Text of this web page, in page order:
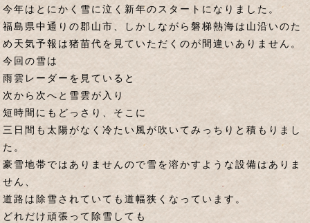
今年はとにかく雪に泣く新年のスタートになりました。
福島県中通りの郡山市、しかしながら磐梯熱海は山沿いのた
め天気予報は猪苗代を見ていただくのが間違いありません。
今回の雪は
雨雲レーダーを見ていると
次から次へと雪雲が入り
短時間にもどっさり、そこに
三日間も太陽がなく冷たい風が吹いてみっちりと積もりまし
た。
豪雪地帯ではありませんので雪を溶かすような設備はありま
せん、
道路は除雪されていても道幅狭くなっています。
どれだけ頑張って除雪しても